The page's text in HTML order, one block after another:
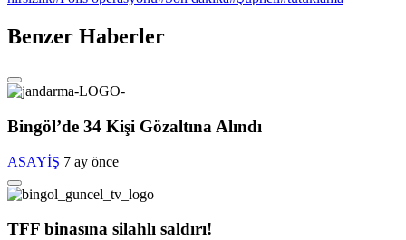
Benzer Haberler
Bingöl’de 34 Kişi Gözaltına Alındı
ASAYİŞ 7 ay önce
TFF binasına silahlı saldırı!